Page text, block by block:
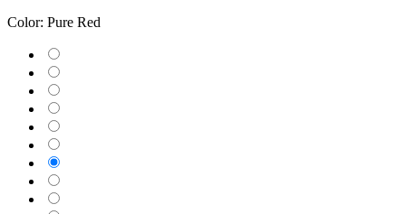
Color: Pure Red